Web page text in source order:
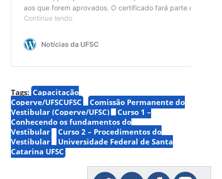
Tags: Capacitação
Coperve/UFSCUFSC
Comissão Permanente do
Vestibular (Coperve/UFSC)
Curso 1 –
Conhecendo os fundamentos do
Vestibular
Curso 2 – Procedimentos do
Vestibular
Universidade Federal de Santa
Catarina UFSC